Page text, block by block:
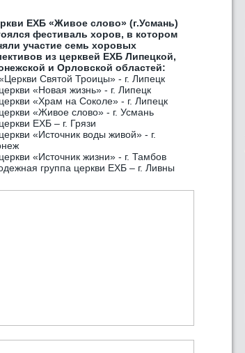
ЕХБ «Живое слово» (г.Усмань)
фестиваль хоров, в котором
участие семь хоровых
из церквей ЕХБ Липецкой,
и Орловской областей:
Святой Троицы» - г. Липецк
«Новая жизнь» - г. Липецк
«Храм на Соколе» - г. Липецк
«Живое слово» - г. Усмань
ЕХБ – г. Грязи
«Источник воды живой» - г.
«Источник жизни» - г. Тамбов
группа церкви ЕХБ – г. Ливны